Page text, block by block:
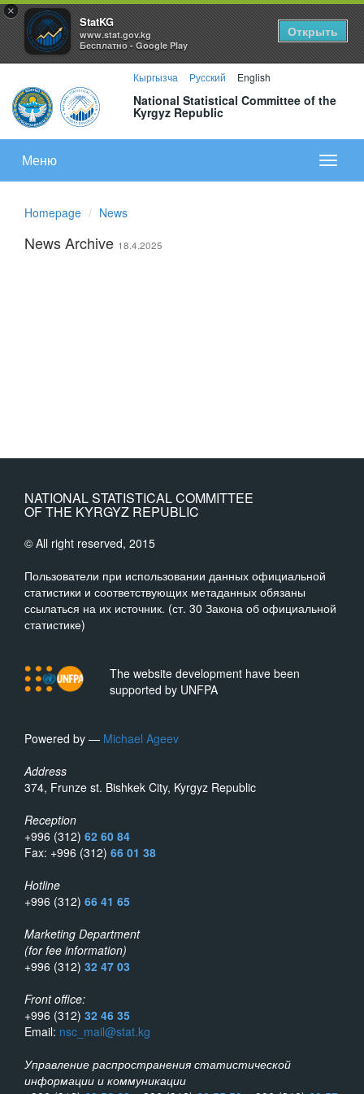
×
StatKG
www.stat.gov.kg
Бесплатно - Google Play
Открыть
Кыргызча Русский English
National Statistical Committee of the
Kyrgyz Republic
меню
Меню
Homepage News
News Archive 18.4.2025
NATIONAL STATISTICAL COMMITTEE
OF THE KYRGYZ REPUBLIC
© All right reserved, 2015
Пользователи при использовании данных официальной
статистики и соответствующих метаданных обязаны
ссылаться на их источник. (ст. 30 Закона об официальной
статистике)
The website development have been
supported by UNFPA
Powered by — Michael Ageev
Address
374, Frunze st. Bishkek City, Kyrgyz Republic
Reception
+996 (312) 62 60 84
Fax: +996 (312) 66 01 38
Hotline
+996 (312) 66 41 65
Marketing Department
(for fee information)
+996 (312) 32 47 03
Front office:
+996 (312) 32 46 35
Email: nsc_mail@stat.kg
Управление распространения статистической
информации и коммуникации